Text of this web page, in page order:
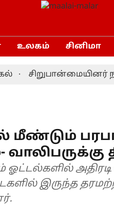
உலகம் சினிமா
சிறுபான்மையினர் நலன்
ஓட்டல்களில்
இருந்த